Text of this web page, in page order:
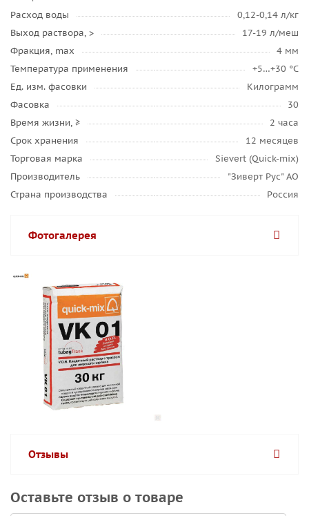
Расход воды
0,12-0,14 л/кг
Выход раствора, >
17-19 л/меш
Фракция, max
4 мм
Температура применения
+5…+30 °C
Ед. изм. фасовки
Килограмм
Фасовка
30
Время жизни, ≥
2 часа
Срок хранения
12 месяцев
Торговая марка
Sievert (Quick-mix)
Производитель
"Зиверт Рус" АО
Страна производства
Россия
Фотогалерея
Отзывы
Оставьте отзыв о товаре